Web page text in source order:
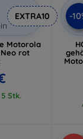
EXTRA10
Motorola
rot
Stk.
-